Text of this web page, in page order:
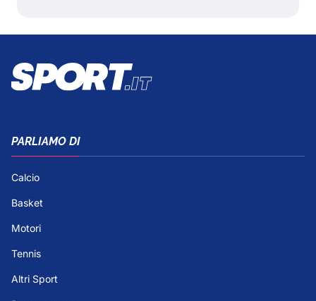
PARLIAMO DI
Calcio
Basket
Motori
Tennis
Altri Sport